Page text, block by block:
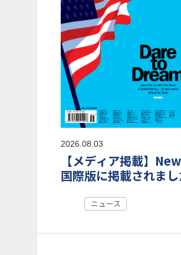
2026.08.03
【メディア掲載】
国際版に掲載されまし
ニュース